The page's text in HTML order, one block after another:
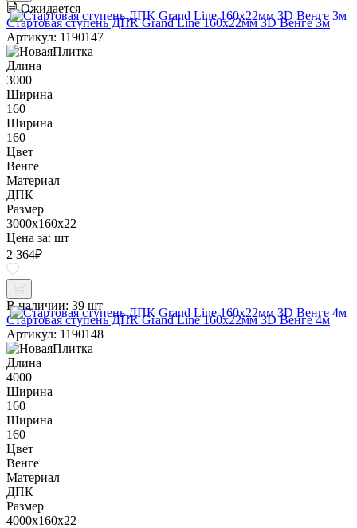
Ожидается
Стартовая ступень ДПК Grand Line 160х22мм 3D Венге 3м
Артикул: 1190147
Длина
3000
Ширина
160
Ширина
160
Цвет
Венге
Материал
ДПК
Размер
3000x160x22
Цена за: шт
2 364₽
В наличии: 39 шт
Стартовая ступень ДПК Grand Line 160х22мм 3D Венге 4м
Артикул: 1190148
Длина
4000
Ширина
160
Ширина
160
Цвет
Венге
Материал
ДПК
Размер
4000x160x22